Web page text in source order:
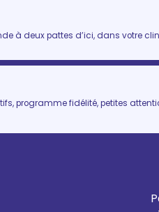
à deux pattes d’ici, dans votre
programme fidélité, petites